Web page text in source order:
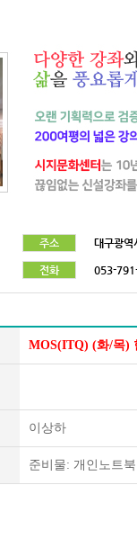
주소 대구광역
전화 053-
MOS(ITQ) (화/목)
이상하
준비물: 개인노트